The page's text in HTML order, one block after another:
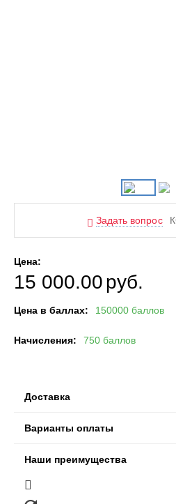
Задать вопрос
Цена:
15 000.00руб.
Цена в баллах: 150000 баллов
Начисления: 750 баллов
Доставка
Варианты оплаты
Наши преимущества